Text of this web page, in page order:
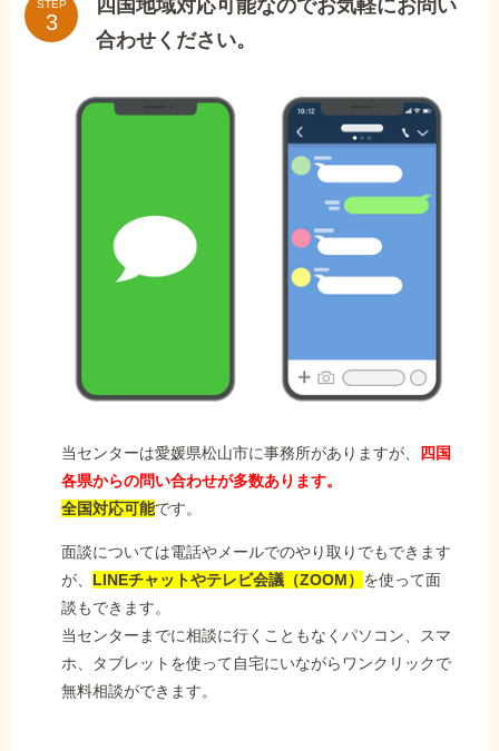
STEP
四国地域対応可能なのでお気軽にお問い
合わせください。
当センターは愛媛県松山市に事務所がありますが、
四国
各県からの問い合わせが多数あります。
全国対応可能です。
面談については電話やメールでのやり取りでもできます
が、 LINEチャットやテレビ会議（ZOOM） を使って面
談もできます。
当センターまでに相談に行くこともなくパソコン、スマ
ホ、タブレットを使って自宅にいながらワンクリックで
無料相談ができます。